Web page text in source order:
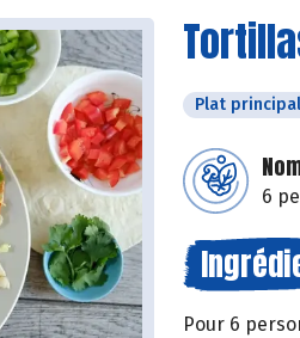
Plat principal
6
Pour 6